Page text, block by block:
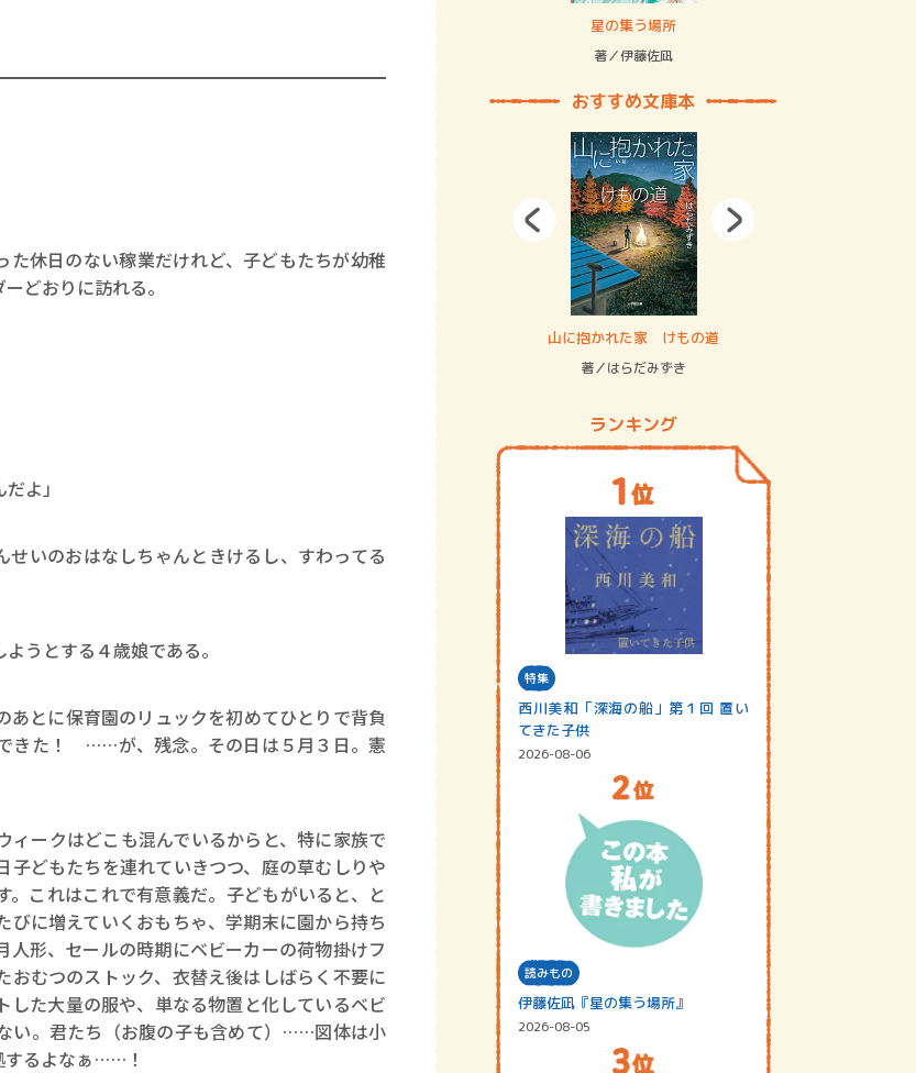
休日のない稼業だけれど、子どもたちが幼稚
どおりに訪れる。
よ」
いのおはなしちゃんときけるし、すわってる
うとする４歳娘である。
とに保育園のリュックを初めてひとりで背負
きた！ ……が、残念。その日は５月３日。憲
ークはどこも混んでいるからと、特に家族で
どもたちを連れていきつつ、庭の草むしりや
これはこれで有意義だ。子どもがいると、と
に増えていくおもちゃ、学期末に園から持ち
形、セールの時期にベビーカーの荷物掛けフ
むつのストック、衣替え後はしばらく不要に
た大量の服や、単なる物置と化しているベビ
い。君たち（お腹の子も含めて）……図体は小
するよなぁ……！
星の集う場所
著／伊藤佐凪
おすすめ文庫本
ロボット・イン・ザ・システム 山に抱かれた家 けもの道
著／はらだみずき
ランキング
特集
西川美和「深海の船」第１回 置い
てきた子供
2026-08-06
読みもの
伊藤佐凪『星の集う場所』
2026-08-05